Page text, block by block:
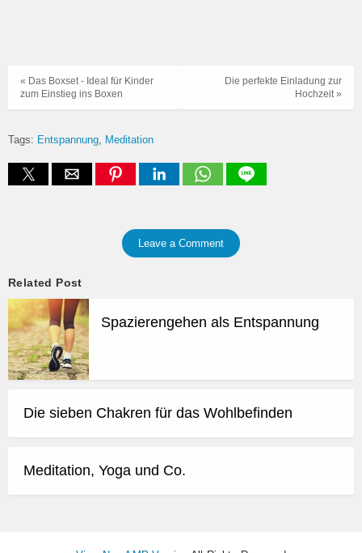
Die perfekte Einladung zur
Hochzeit »
« Das Boxset - Ideal für Kinder
zum Einstieg ins Boxen
Tags: Entspannung Meditation
Leave a Comment
Related Post
Spazierengehen als Entspannung
Die sieben Chakren für das Wohlbefinden
Meditation, Yoga und Co.